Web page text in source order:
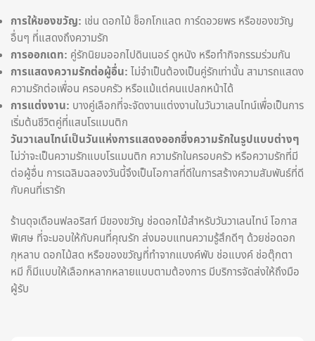
การให้ของขวัญ: เช่น ดอกไม้ ช็อกโกแลต การ์ดอวยพร หรือของขวัญ
อื่นๆ ที่แสดงถึงความรัก
การออกเดท: คู่รักนิยมออกไปดินเนอร์ ดูหนัง หรือทำกิจกรรมร่วมกัน
การแสดงความรักต่อผู้อื่น: ไม่จำเป็นต้องเป็นคู่รักเท่านั้น สามารถแสดง
ความรักต่อเพื่อน ครอบครัว หรือแม้แต่คนแปลกหน้าได้
การแต่งงาน: บางคู่เลือกที่จะจัดงานแต่งงานในวันวาเลนไทน์เพื่อเป็นการ
เริ่มต้นชีวิตคู่ที่แสนโรแมนติก
วันวาเลนไทน์เป็นวันแห่งการแสดงออกซึ่งความรักในรูปแบบต่างๆ
ไม่ว่าจะเป็นความรักแบบโรแมนติก ความรักในครอบครัว หรือความรักที่มี
ต่อผู้อื่น การเฉลิมฉลองวันนี้จึงเป็นโอกาสที่ดีในการสร้างความสัมพันธ์ที่ดี
กับคนที่เรารัก
ร้านดุจเดือนฟลอริสท์ มีของขวัญ ช่อดอกไม้สำหรับวันวาเลนไทน์ โอกาส
พิเศษ ที่จะมอบให้กับคนที่คุณรัก ส่งมอบแทนความรู้สึกดีๆ ด้วยช่อดอก
กุหลาบ ดอกไม้สด หรือของขวัญที่ทำจากแบงค์พับ ช่อแบงค์ ช่อตุ๊กตา
หมี ก็มีแบบให้เลือกหลากหลายแบบตามต้องการ มีบริการจัดส่งให้ถึงมือ
ผู้รับ